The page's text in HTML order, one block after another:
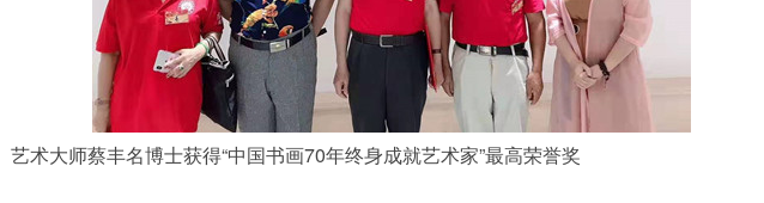
术大师蔡丰名博士获得“中国书画70年终身成就艺术家”最高荣誉奖